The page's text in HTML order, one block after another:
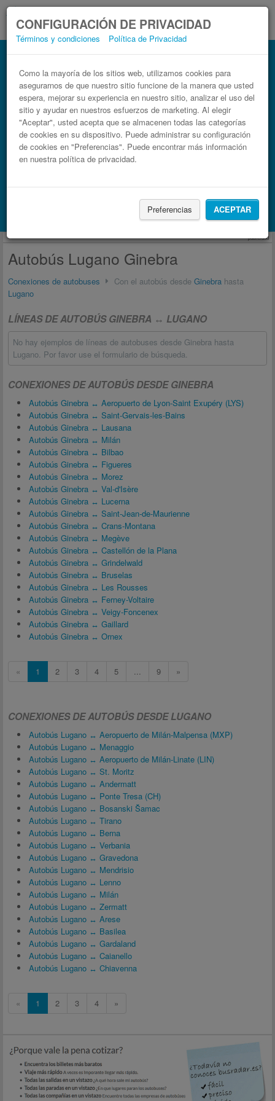
CONFIGURACIÓN DE PRIVACIDAD
Términos y condiciones Política de Privacidad
Como la mayoría de los sitios web, utilizamos cookies para
asegurarnos de que nuestro sitio funcione de la manera que usted
espera, mejorar su experiencia en nuestro sitio, analizar el uso del
sitio y ayudar en nuestros esfuerzos de marketing. Al elegir
"Aceptar", usted acepta que se almacenen todas las categorías
de cookies en su dispositivo. Puede administrar su configuración
de cookies en "Preferencias". Puede encontrar más información
en nuestra política de privacidad.
Preferencias ACEPTAR
Autobús Ginebra Lugano
Billetes de autobuses en solo 3 pasos
Busca también alojamiento con Booking.com
publicidad
Autobús Lugano Ginebra
Conexiones de autobuses Con el autobús desde Ginebra hasta
Lugano
LÍNEAS DE AUTOBÚS GINEBRA ↔ LUGANO
No hay ejemplos de líneas de autobuses desde Ginebra hasta
Lugano. Por favor use el formulario de búsqueda.
CONEXIONES DE AUTOBÚS DESDE GINEBRA
Autobús Ginebra ↔ Aeropuerto de Lyon-Saint Exupéry (LYS)
Autobús Ginebra ↔ Saint-Gervais-les-Bains
Autobús Ginebra ↔ Lausana
Autobús Ginebra ↔ Milán
Autobús Ginebra ↔ Bilbao
Autobús Ginebra ↔ Figueres
Autobús Ginebra ↔ Morez
Autobús Ginebra ↔ Val-d'Isère
Autobús Ginebra ↔ Lucerna
Autobús Ginebra ↔ Saint-Jean-de-Maurienne
Autobús Ginebra ↔ Crans-Montana
Autobús Ginebra ↔ Megève
Autobús Ginebra ↔ Castellón de la Plana
Autobús Ginebra ↔ Grindelwald
Autobús Ginebra ↔ Bruselas
Autobús Ginebra ↔ Les Rousses
Autobús Ginebra ↔ Ferney-Voltaire
Autobús Ginebra ↔ Veigy-Foncenex
Autobús Ginebra ↔ Gaillard
Autobús Ginebra ↔ Ornex
« 1 2 3 4 5 ... 9 »
CONEXIONES DE AUTOBÚS DESDE LUGANO
Autobús Lugano ↔ Aeropuerto de Milán-Malpensa (MXP)
Autobús Lugano ↔ Menaggio
Autobús Lugano ↔ Aeropuerto de Milán-Linate (LIN)
Autobús Lugano ↔ St. Moritz
Autobús Lugano ↔ Andermatt
Autobús Lugano ↔ Ponte Tresa (CH)
Autobús Lugano ↔ Bosanski Šamac
Autobús Lugano ↔ Tirano
Autobús Lugano ↔ Berna
Autobús Lugano ↔ Verbania
Autobús Lugano ↔ Gravedona
Autobús Lugano ↔ Mendrisio
Autobús Lugano ↔ Lenno
Autobús Lugano ↔ Milán
Autobús Lugano ↔ Zermatt
Autobús Lugano ↔ Arese
Autobús Lugano ↔ Basilea
Autobús Lugano ↔ Gardaland
Autobús Lugano ↔ Caianello
Autobús Lugano ↔ Chiavenna
« 1 2 3 4 »